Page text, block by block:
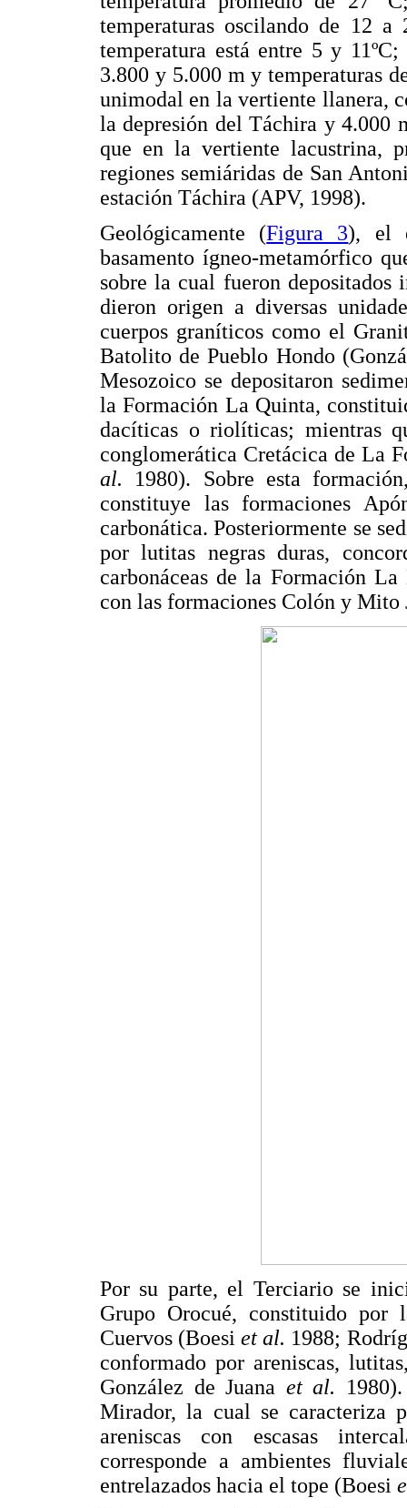
temperaturas oscilando de 12
temperatura está entre 5 y
3.800 y 5.000 m y temperaturas
unimodal en la vertiente llanera,
la depresión del Táchira y 4.000
que en la vertiente lacustrina,
regiones semiáridas de San
estación Táchira (APV, 1998).
Geológicamente (Figura 3), el
basamento ígneo-metamórfico
sobre la cual fueron depositados
dieron origen a diversas
cuerpos graníticos como el
Batolito de Pueblo Hondo
Mesozoico se depositaron
la Formación La Quinta,
dacíticas o riolíticas; mientras
conglomerática Cretácica de La
al. 1980). Sobre esta
constituye las formaciones
carbonática. Posteriormente se
por lutitas negras duras,
carbonáceas de la Formación
con las formaciones Colón y Mito
Por su parte, el Terciario se
Grupo Orocué, constituido por
Cuervos (Boesiet al. 1988;
conformado por areniscas,
González de Juana et al.
Mirador, la cual se caracteriza
areniscas con escasas
corresponde a ambientes
entrelazados hacia el tope (Boesi